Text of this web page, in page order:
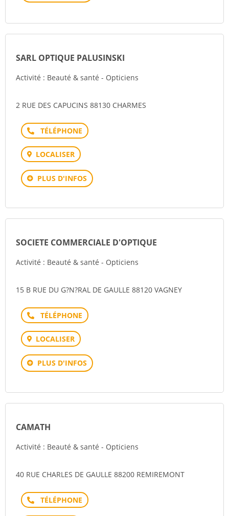
SARL OPTIQUE PALUSINSKI
Activité : Beauté & santé - Opticiens
2 RUE DES CAPUCINS 88130 CHARMES
Téléphone
LOCALISER
PLUS D'INFOS
SOCIETE COMMERCIALE D'OPTIQUE
Activité : Beauté & santé - Opticiens
15 B RUE DU G?N?RAL DE GAULLE 88120 VAGNEY
Téléphone
LOCALISER
PLUS D'INFOS
CAMATH
Activité : Beauté & santé - Opticiens
40 RUE CHARLES DE GAULLE 88200 REMIREMONT
Téléphone